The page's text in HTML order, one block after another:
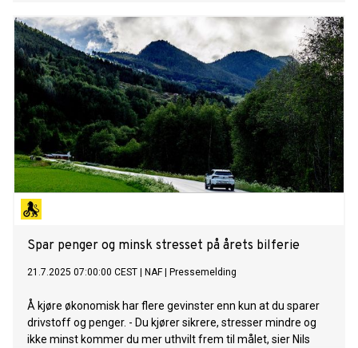
Spar penger og minsk stresset på årets bilferie
21.7.2025 07:00:00 CEST NAF| Pressemelding
Å kjøre økonomisk har flere gevinster enn kun at du sparer
drivstoff og penger. - Du kjører sikrere, stresser mindre og
ikke minst kommer du mer uthvilt frem til målet, sier Nils